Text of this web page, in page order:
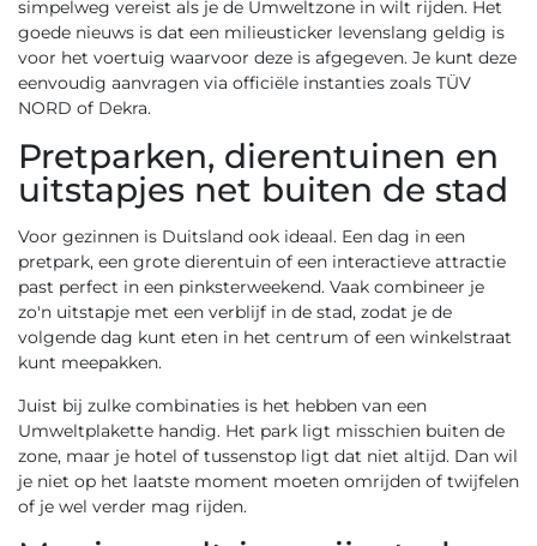
simpelweg vereist als je de Umweltzone in wilt rijden. Het
goede nieuws is dat een milieusticker levenslang geldig is
voor het voertuig waarvoor deze is afgegeven. Je kunt deze
eenvoudig aanvragen via officiële instanties zoals TÜV
NORD of Dekra.
Pretparken, dierentuinen en
uitstapjes net buiten de stad
Voor gezinnen is Duitsland ook ideaal. Een dag in een
pretpark, een grote dierentuin of een interactieve attractie
past perfect in een pinksterweekend. Vaak combineer je
zo'n uitstapje met een verblijf in de stad, zodat je de
volgende dag kunt eten in het centrum of een winkelstraat
kunt meepakken.
Juist bij zulke combinaties is het hebben van een
Umweltplakette handig. Het park ligt misschien buiten de
zone, maar je hotel of tussenstop ligt dat niet altijd. Dan wil
je niet op het laatste moment moeten omrijden of twijfelen
of je wel verder mag rijden.